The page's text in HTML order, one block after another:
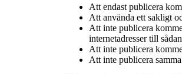
Att endast publicera
Att använda ett sakligt
Att inte publicera
internetadresser till
Att inte publicera
Att inte publicera